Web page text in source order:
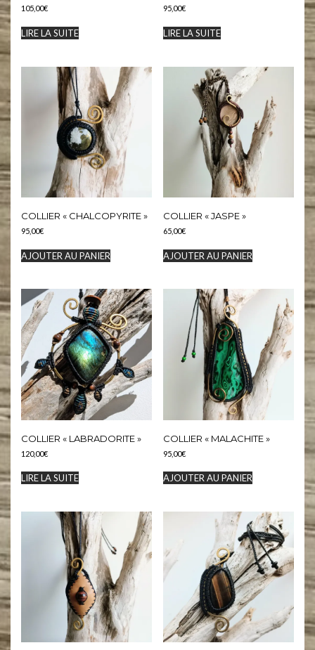
105,00€
LIRE LA SUITE
95,00€
LIRE LA SUITE
COLLIER « CHALCOPYRITE »
95,00€
AJOUTER AU PANIER
COLLIER « JASPE »
65,00€
AJOUTER AU PANIER
COLLIER « LABRADORITE »
120,00€
LIRE LA SUITE
COLLIER « MALACHITE »
95,00€
AJOUTER AU PANIER